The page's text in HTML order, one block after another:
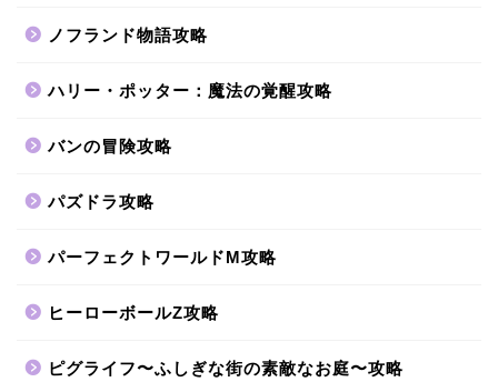
ノフランド物語攻略
ハリー・ポッター：魔法の覚醒攻略
バンの冒険攻略
パズドラ攻略
パーフェクトワールドM攻略
ヒーローボールZ攻略
ピグライフ〜ふしぎな街の素敵なお庭〜攻略